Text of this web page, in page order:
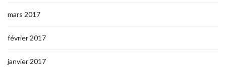
mars 2017
février 2017
janvier 2017